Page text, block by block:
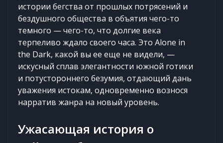
истории бегства от прошлых потрясений и
бездушного общества в объятия чего-то
темного — чего-то, что долгие века
терпеливо ждало своего часа. Это Alone in
the Dark, какой вы ее еще не видели, —
искусный сплав элегантности южной готики
и потустороннего безумия, отдающий дань
уважения истокам, одновременно вознося
нарратив жанра на новый уровень.
Ужасающая история о